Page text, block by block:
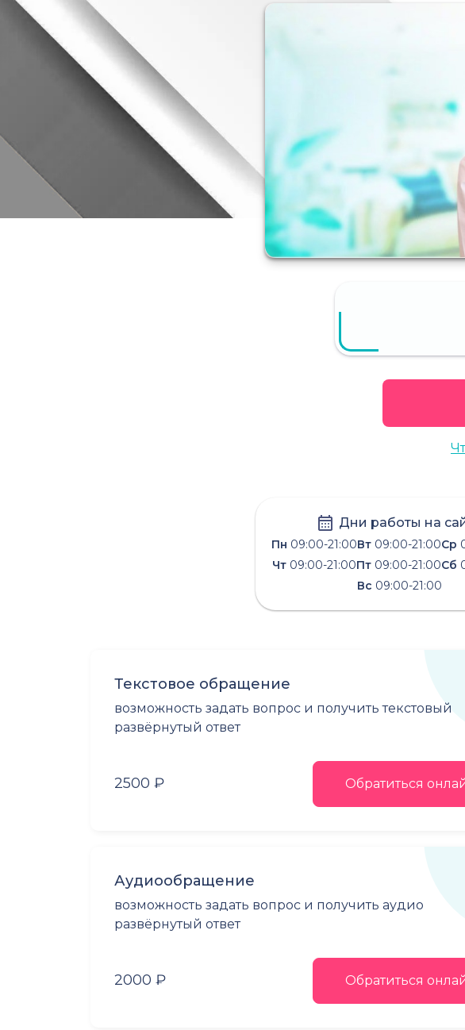
Дни работы на
Пн 09:00-21:00Вт 09:00-21:00Ср
Чт09:00-21:00Пт09:00-21:00Сб
Вс 09:00-21:00
Текстовое обращение
возможность задать вопрос и получить текстовый
развёрнутый ответ
2500 ₽ Обратиться
Аудиообращение
возможность задать вопрос и получить аудио
развёрнутый ответ
2000 ₽ Обратиться